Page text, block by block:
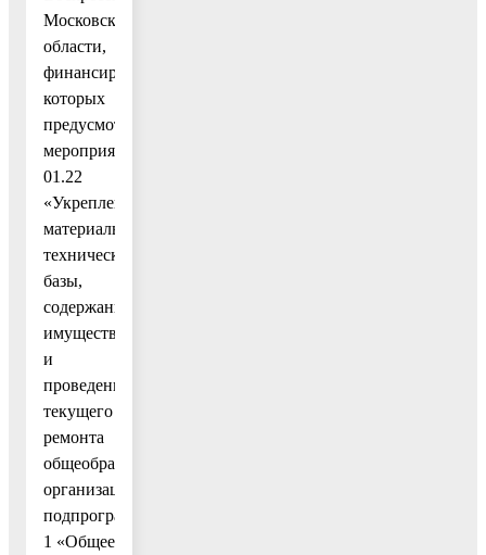
Московской
области,
финансирование
которых
предусмотрено
мероприятием
01.22
«Укрепление
материально-
технической
базы,
содержание
имущества
и
проведение
текущего
ремонта
общеобразовательных
организаций»
подпрограммы
1 «Общее